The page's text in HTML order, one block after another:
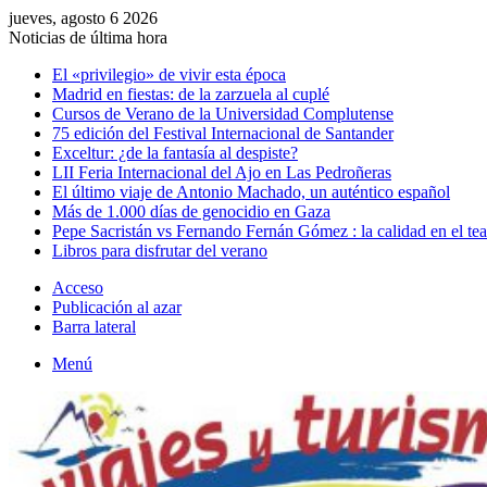
jueves, agosto 6 2026
Noticias de última hora
El «privilegio» de vivir esta época
Madrid en fiestas: de la zarzuela al cuplé
Cursos de Verano de la Universidad Complutense
75 edición del Festival Internacional de Santander
Exceltur: ¿de la fantasía al despiste?
LII Feria Internacional del Ajo en Las Pedroñeras
El último viaje de Antonio Machado, un auténtico español
Más de 1.000 días de genocidio en Gaza
Pepe Sacristán vs Fernando Fernán Gómez : la calidad en el
Libros para disfrutar del verano
Acceso
Publicación al azar
Barra lateral
Menú